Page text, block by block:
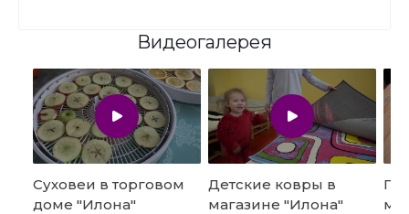
Видеогалерея
Суховеи в торговом
доме "Илона"
Детские ковры в
магазине "Илона"